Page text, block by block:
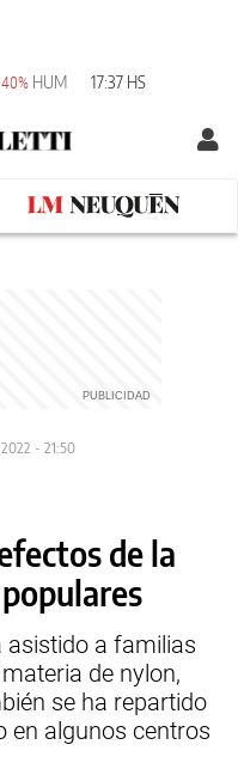
40% HUM 17:37 HS
- 21:50
de la
asistido a familias
de nylon,
se ha repartido
en algunos centros